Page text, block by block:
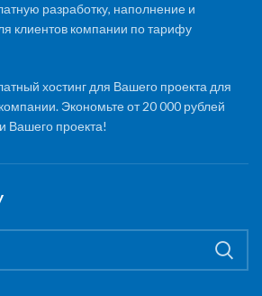
разработку, наполнение и
клиентов компании по тарифу
хостинг для Вашего проекта для
Экономьте от 20 000 рублей
Вашего проекта!